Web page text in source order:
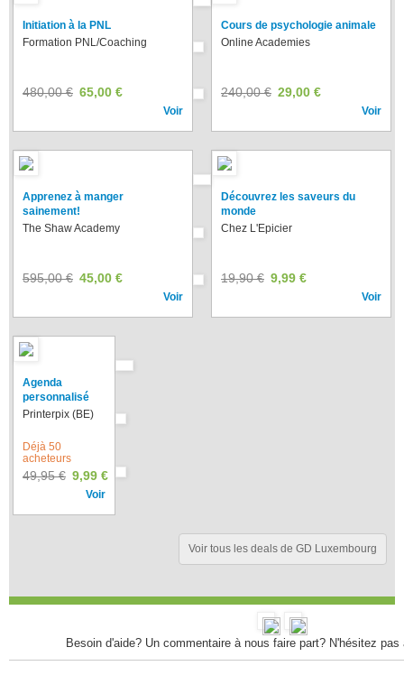
Initiation à la PNL
Cours de psychologie animale
Formation PNL/Coaching
Online Academies
480,00 € 65,00 €
Voir
240,00 € 29,00 €
Voir
Apprenez à manger
sainement!
Découvrez les saveurs du
monde
The Shaw Academy
Chez L'Epicier
595,00 € 45,00 €
Voir
19,90 € 9,99 €
Voir
Agenda
personnalisé
Printerpix (BE)
Déjà 50
acheteurs
49,95 € 9,99 €
Voir
Voir tous les deals de GD Luxembourg
Besoin d'aide? Un commentaire à nous faire part? N'hésitez